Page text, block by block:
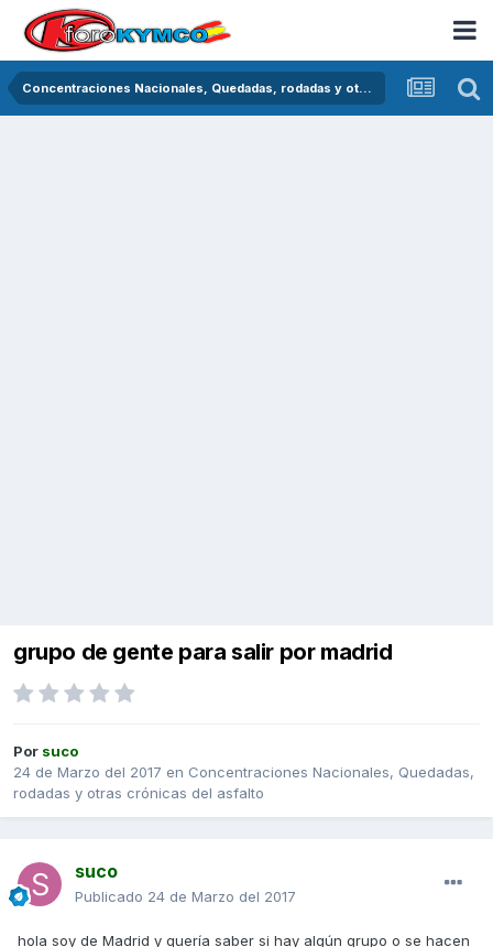
Concentraciones Nacionales, Quedadas, rodadas y otras crónicas del asfalto
grupo de gente para salir por madrid
Por suco
24 de Marzo del 2017 en Concentraciones Nacionales, Quedadas,
rodadas y otras crónicas del asfalto
suco
Publicado 24 de Marzo del 2017
hola soy de Madrid y quería saber si hay algún grupo o se hacen